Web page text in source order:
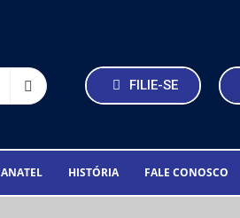
FILIE-SE
ANATEL HISTÓRIA FALE CONOSCO